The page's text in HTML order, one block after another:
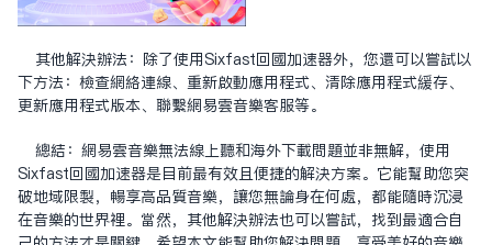
其他解決辦法：除了使用Sixfast回國加速器外，您還可以嘗試以
下方法：檢查網絡連線、重新啟動應用程式、清除應用程式緩存、
更新應用程式版本、聯繫网易雲音樂客服等。
總結：网易雲音樂無法線上聽和海外下載問題並非無解，使用
Sixfast回國加速器是目前最有效且便捷的解決方案。它能幫助您突
破地域限制，暢享高品質音樂，讓您無論身在何處，都能隨時沉浸
在音樂的世界裡。當然，其他解決辦法也可以嘗試，找到最適合自